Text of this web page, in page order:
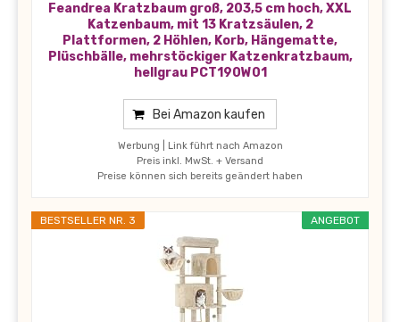
Feandrea Kratzbaum groß, 203,5 cm hoch, XXL
Katzenbaum, mit 13 Kratzsäulen, 2
Plattformen, 2 Höhlen, Korb, Hängematte,
Plüschbälle, mehrstöckiger Katzenkratzbaum,
hellgrau PCT190W01
Bei Amazon kaufen
Werbung | Link führt nach Amazon
Preis inkl. MwSt. + Versand
Preise können sich bereits geändert haben
ANGEBOT
BESTSELLER NR. 3